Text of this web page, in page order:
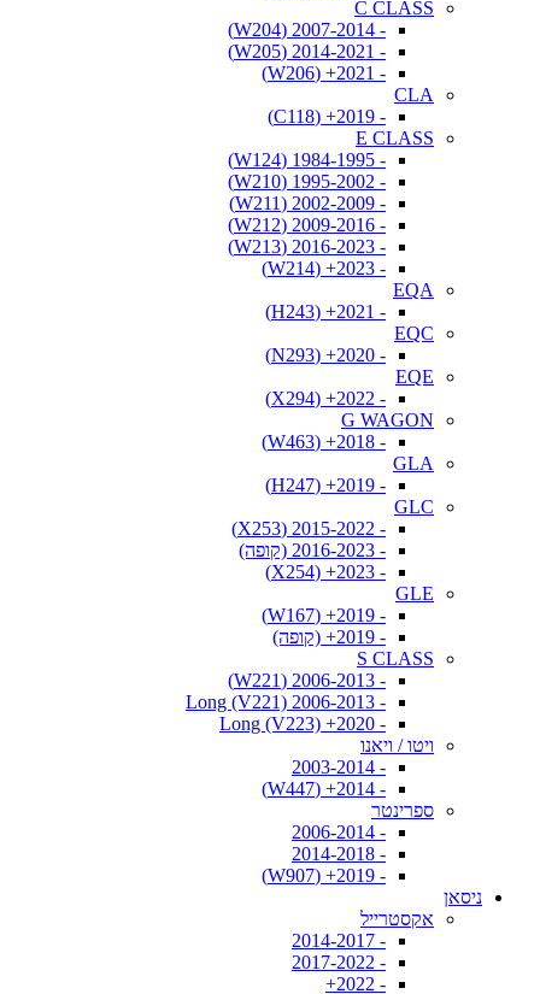
C CLASS
- 2007-2014 (W204)
- 2014-2021 (W205)
- 2021+ (W206)
CLA
- 2019+ (C118)
E CLASS
- 1984-1995 (W124)
- 1995-2002 (W210)
- 2002-2009 (W211)
- 2009-2016 (W212)
- 2016-2023 (W213)
- 2023+ (W214)
EQA
- 2021+ (H243)
EQC
- 2020+ (N293)
EQE
- 2022+ (X294)
G WAGON
- 2018+ (W463)
GLA
- 2019+ (H247)
GLC
- 2015-2022 (X253)
- 2016-2023 (קופה)
- 2023+ (X254)
GLE
- 2019+ (W167)
- 2019+ (קופה)
S CLASS
- 2006-2013 (W221)
- 2006-2013 Long (V221)
- 2020+ Long (V223)
ויטו / ויאנו
- 2003-2014
- 2014+ (W447)
ספרינטר
- 2006-2014
- 2014-2018
- 2019+ (W907)
ניסאן
אקסטרייל
- 2014-2017
- 2017-2022
- 2022+